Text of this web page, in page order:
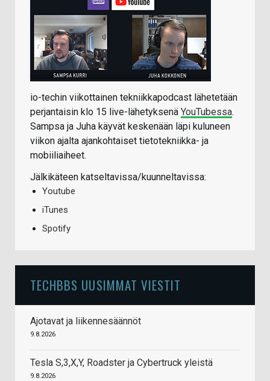
io-techin viikottainen tekniikkapodcast lähetetään
perjantaisin klo 15 live-lähetyksenä YouTubessa.
Sampsa ja Juha käyvät keskenään läpi kuluneen
viikon ajalta ajankohtaiset tietotekniikka- ja
mobiiliaiheet.
Jälkikäteen katseltavissa/kuunneltavissa:
Youtube
iTunes
Spotify
TECHBBS UUSIMMAT VIESTIT
Ajotavat ja liikennesäännöt
9.8.2026
Tesla S,3,X,Y, Roadster ja Cybertruck yleistä
9.8.2026